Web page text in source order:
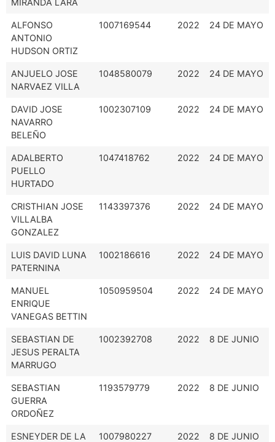
ALFONSO
ANTONIO
HUDSON ORTIZ
1007169544 2022 24 DE MAYO
ANJUELO JOSE
NARVAEZ VILLA
1048580079 2022 24 DE MAYO
DAVID JOSE
NAVARRO
BELEÑO
1002307109 2022 24 DE MAYO
ADALBERTO
PUELLO
HURTADO
1047418762 2022 24 DE MAYO
CRISTHIAN JOSE
VILLALBA
GONZALEZ
1143397376 2022 24 DE MAYO
LUIS DAVID LUNA
PATERNINA
1002186616 2022 24 DE MAYO
MANUEL
ENRIQUE
VANEGAS BETTIN
1050959504 2022 24 DE MAYO
SEBASTIAN DE
JESUS PERALTA
MARRUGO
1002392708 2022 8 DE JUNIO
SEBASTIAN
GUERRA
ORDOÑEZ
1193579779 2022 8 DE JUNIO
ESNEYDER DE LA
1007980227 2022 8 DE JUNIO